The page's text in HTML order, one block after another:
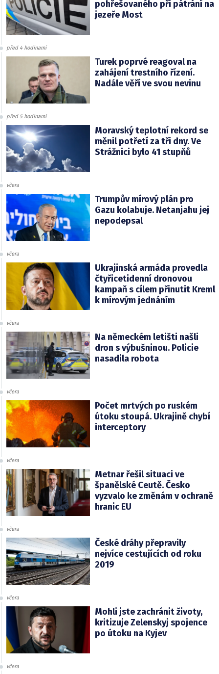
pohřešovaného při pátrání na
jezeře Most
před 4 hodinami
Turek poprvé reagoval na
zahájení trestního řízení.
Nadále věří ve svou nevinu
před 5 hodinami
Moravský teplotní rekord se
měnil potřetí za tři dny. Ve
Strážnici bylo 41 stupňů
včera
Trumpův mírový plán pro
Gazu kolabuje. Netanjahu jej
nepodepsal
včera
Ukrajinská armáda provedla
čtyřicetidenní dronovou
kampaň s cílem přinutit Kreml
k mírovým jednáním
včera
Na německém letišti našli
dron s výbušninou. Policie
nasadila robota
včera
Počet mrtvých po ruském
útoku stoupá. Ukrajině chybí
interceptory
včera
Metnar řešil situaci ve
španělské Ceutě. Česko
vyzvalo ke změnám v ochraně
hranic EU
včera
České dráhy přepravily
nejvíce cestujících od roku
2019
včera
Mohli jste zachránit životy,
kritizuje Zelenskyj spojence
po útoku na Kyjev
včera